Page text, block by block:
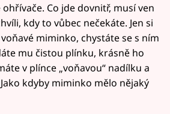
Co jde dovnitř, musí ven
kdy to vůbec nečekáte. Jen si
miminko, chystáte se s ním
mu čistou plínku, krásně ho
v plínce „voňavou“ nadílku a
kdyby miminko mělo nějaký